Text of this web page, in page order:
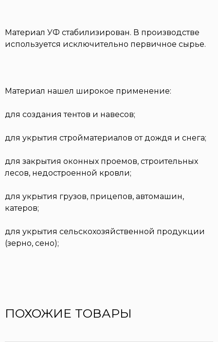
Материал УФ стабилизирован. В производстве
используется исключительно первичное сырье.
Материал нашел широкое применение:
для создания тентов и навесов;
для укрытия стройматериалов от дождя и снега;
для закрытия оконных проемов, строительных
лесов, недостроенной кровли;
для укрытия грузов, прицепов, автомашин,
катеров;
для укрытия сельскохозяйственной продукции
(зерно, сено);
ПОХОЖИЕ ТОВАРЫ